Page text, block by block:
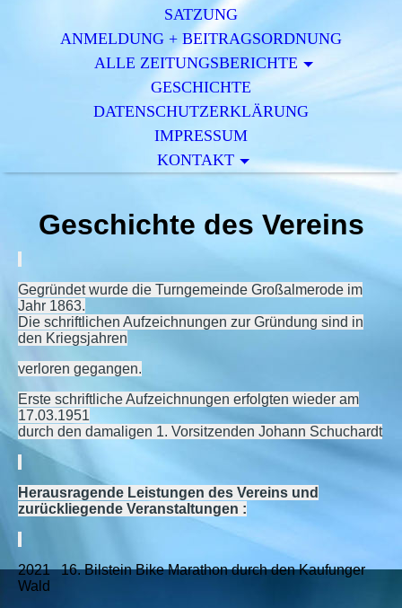
SATZUNG
ANMELDUNG + BEITRAGSORDNUNG
ALLE ZEITUNGSBERICHTE
GESCHICHTE
DATENSCHUTZERKLÄRUNG
IMPRESSUM
KONTAKT
Geschichte des Vereins
Gegründet wurde die Turngemeinde Großalmerode im
Jahr 1863.
Die schriftlichen Aufzeichnungen zur Gründung sind in
den Kriegsjahren
verloren gegangen.
Erste schriftliche Aufzeichnungen erfolgten wieder am
17.03.1951
durch den damaligen 1. Vorsitzenden Johann Schuchardt
Herausragende Leistungen des Vereins und
zurückliegende Veranstaltungen :
2021 16. Bilstein Bike Marathon durch den Kaufunger
Wald